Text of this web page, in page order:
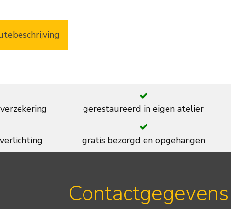
gerestaureerd in eigen atelier
gratis bezorgd en opgehangen
Contactgegevens